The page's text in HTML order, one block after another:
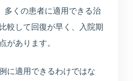
多くの患者に適用できる治
較して回復が早く、入院期
があります。
に適用できるわけではな
診科、美容や介
内します。
公開情報のみ
×
ページ、電話番号、診